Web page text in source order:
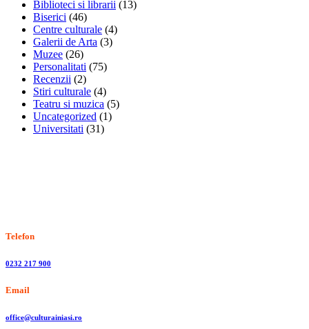
Biblioteci si librarii (13)
Biserici (46)
Centre culturale (4)
Galerii de Arta (3)
Muzee (26)
Personalitati (75)
Recenzii (2)
Stiri culturale (4)
Teatru si muzica (5)
Uncategorized (1)
Universitati (31)
Telefon
0232 217 900
Email
office@culturainiasi.ro